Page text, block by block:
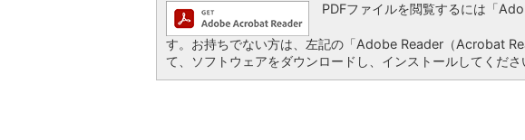
PDFファイルを閲覧するには「
す。お持ちでない方は、左記の「Adobe Reader（Acrobat
て、ソフトウェアをダウンロードし、インストールしてくださ